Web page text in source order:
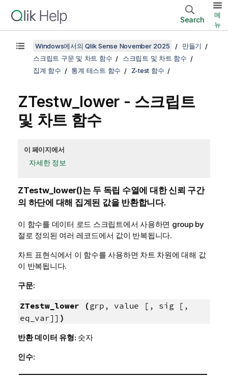
Search
메
뉴
Windows에서의 Qlik Sense November 2025
만들기
스크립트 구문 및 차트 함수
스크립트 및 차트 함수
집계 함수
통계 테스트 함수 Z-test 함수
ZTestw_lower - 스크립트
및 차트 함수
이 페이지에서
자세한 정보
ZTestw_lower()는 두 독립 수열에 대한 신뢰 구간
의 하단에 대해 집계된 값을 반환합니다.
이 함수를 데이터 로드 스크립트에서 사용하면 group by
절로 정의된 여러 레코드에서 값이 반복됩니다.
차트 표현식에서 이 함수를 사용하면 차트 차원에 대해 값
이 반복됩니다.
구문:
ZTestw_lower (grp, value [, sig [,
eq_var]] )
반환 데이터 유형: 숫자
인수: